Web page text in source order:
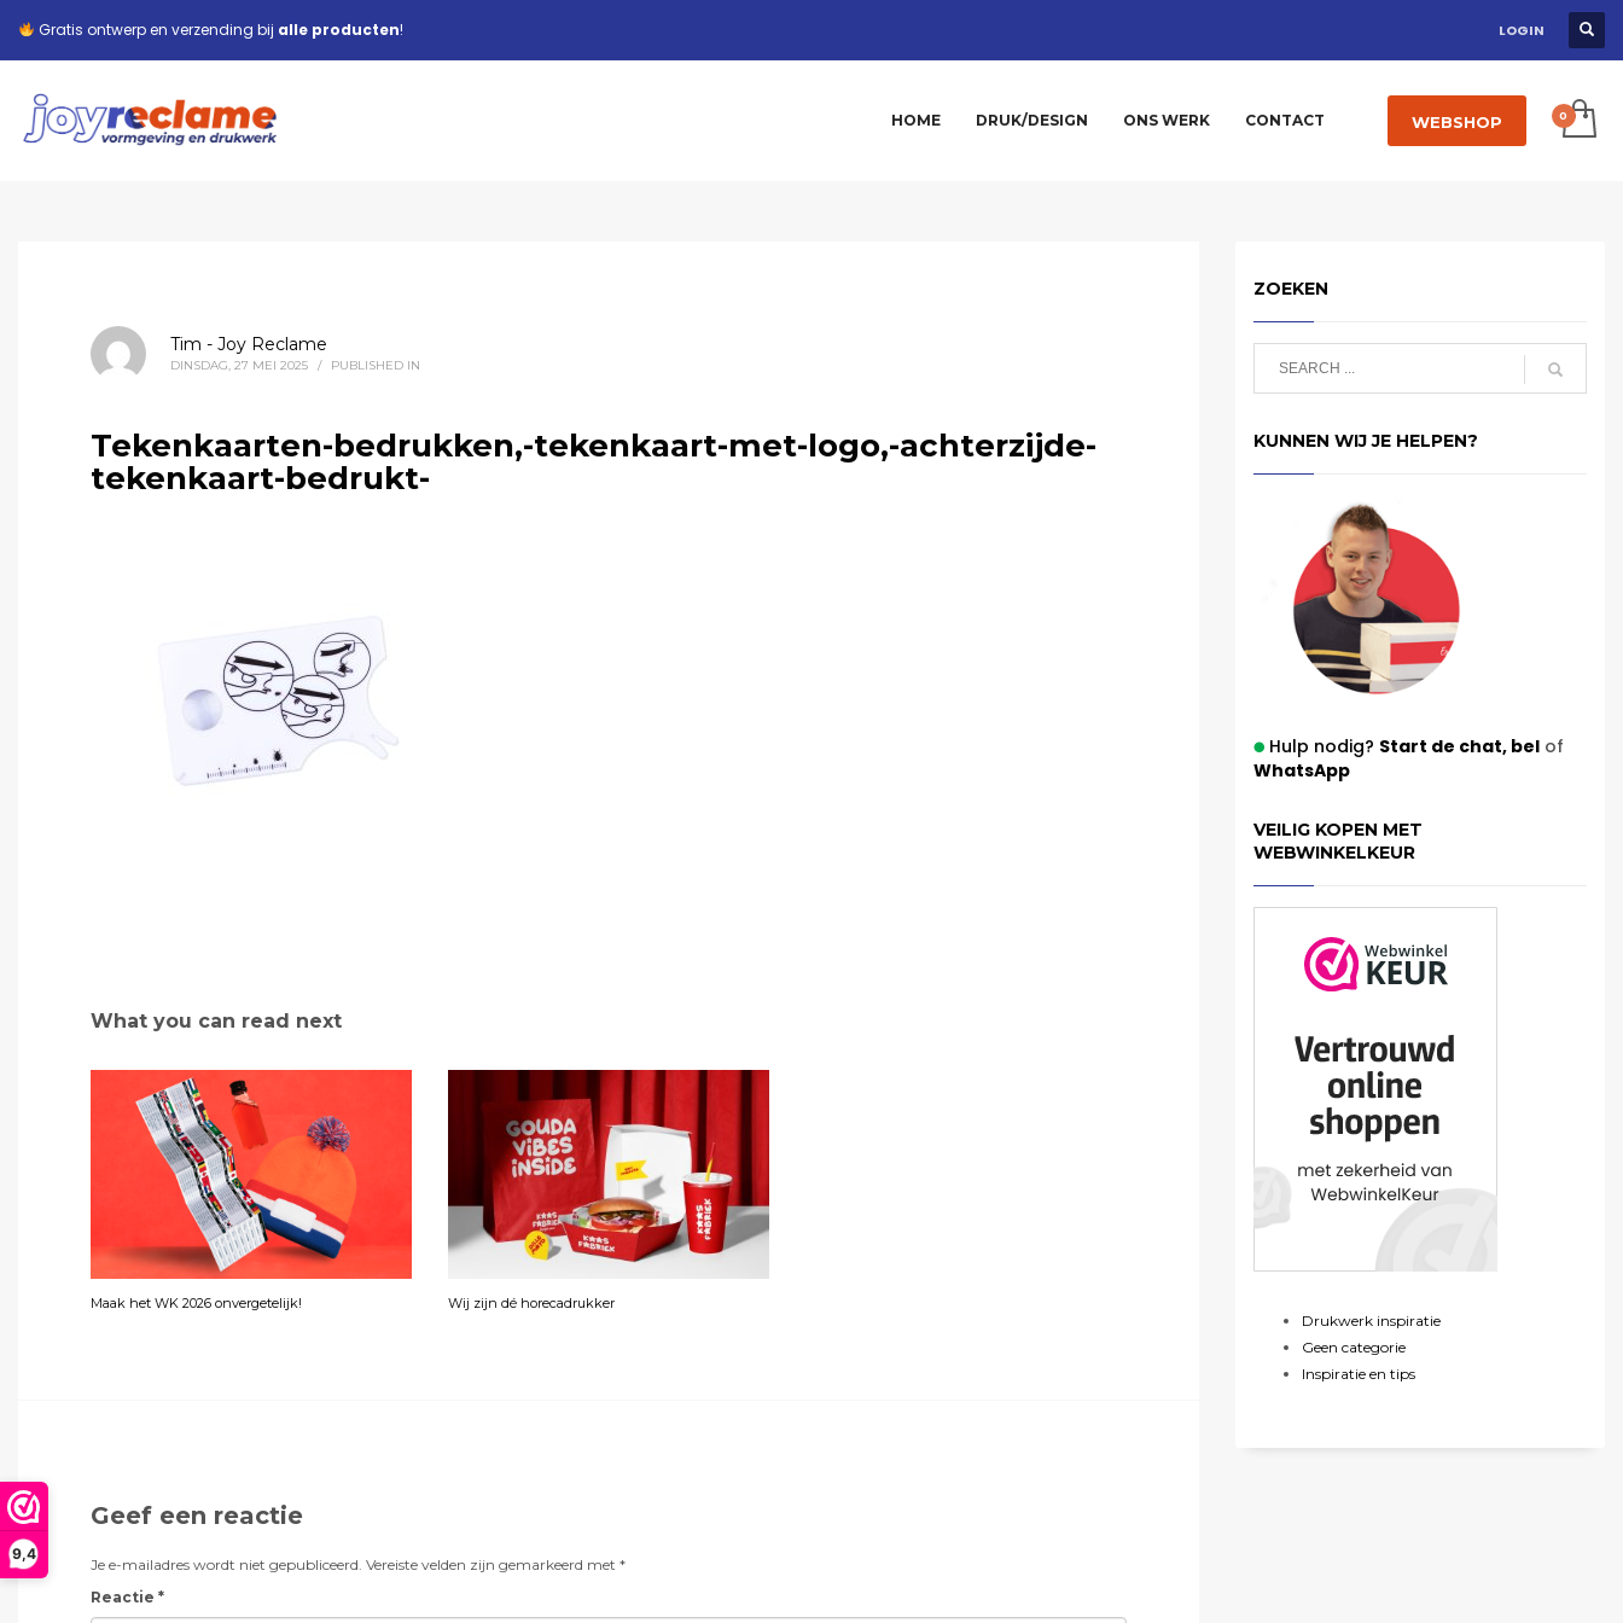
9,4
Gratis ontwerp en verzending bij alle producten! LOGIN
HOME DRUK/DESIGN ONS WERK CONTACT WEBSHOP
Tim - Joy Reclame
DINSDAG, 27 MEI 2025 / PUBLISHED IN
Tekenkaarten-bedrukken,-tekenkaart-met-logo,-achterzijde-
tekenkaart-bedrukt-
What you can read next
Maak het WK 2026 onvergetelijk! Wij zijn dé horecadrukker
Geef een reactie
Je e-mailadres wordt niet gepubliceerd. Vereiste velden zijn gemarkeerd met *
Reactie *
ZOEKEN
KUNNEN WIJ JE HELPEN?
Hulp nodig? Start de chat,belof
WhatsApp
VEILIG KOPEN MET
WEBWINKELKEUR
Drukwerk inspiratie
Geen categorie
Inspiratie en tips